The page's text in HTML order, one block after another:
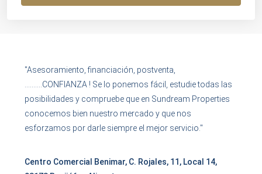
"Asesoramiento, financiación, postventa,
……….CONFIANZA ! Se lo ponemos fácil, estudie todas las
posibilidades y compruebe que en Sundream Properties
conocemos bien nuestro mercado y que nos
esforzamos por darle siempre el mejor servicio."
Centro Comercial Benimar, C. Rojales, 11, Local 14,